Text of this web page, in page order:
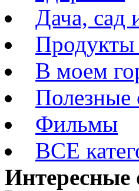
Дача, сад
Продукты
В моем
Полезные
Фильмы
ВСЕ